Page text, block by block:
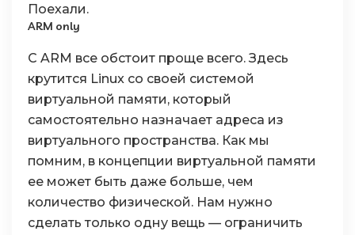
Поехали.
ARM only
С ARM все обстоит проще всего. Здесь
крутится Linux со своей системой
виртуальной памяти, который
самостоятельно назначает адреса из
виртуального пространства. Как мы
помним, в концепции виртуальной памяти
ее может быть даже больше, чем
количество физической. Нам нужно
сделать только одну вещь — ограничить